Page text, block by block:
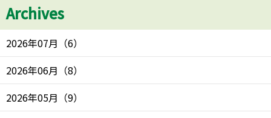
Archives
2026年07月 （6）
2026年06月 （8）
2026年05月 （9）